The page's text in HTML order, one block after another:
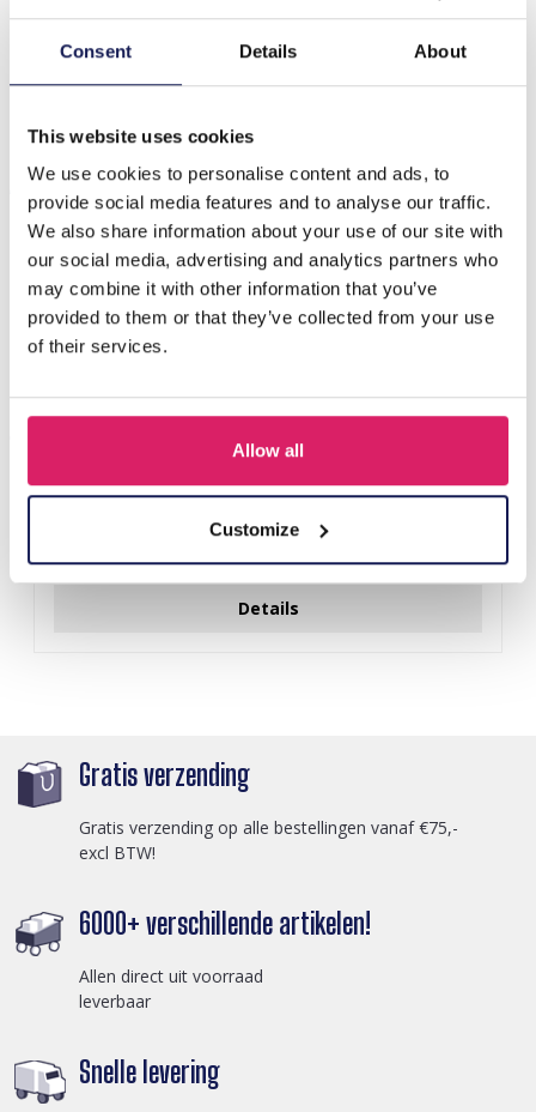
Consent Details About
This website uses cookies
We use cookies to personalise content and ads, to
provide social media features and to analyse our traffic.
We also share information about your use of our site with
our social media, advertising and analytics partners who
may combine it with other information that you’ve
provided to them or that they’ve collected from your use
of their services.
Allow all
Customize
Beschrijving
D-C20.5 B623-001G S. Steel Bracelet Agate
Anderen kochten ook
Login voor prijzen
Details
Gratis verzending
Gratis verzending op alle bestellingen vanaf €75,-
excl BTW!
6000+ verschillende artikelen!
Allen direct uit voorraad
leverbaar
Snelle levering